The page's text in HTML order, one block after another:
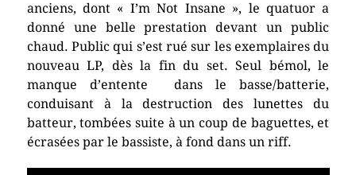
anciens, dont « I’m Not Insane », le quatuor a
donné une belle prestation devant un public
chaud. Public qui s’est rué sur les exemplaires du
nouveau LP, dès la fin du set. Seul bémol, le
manque d’entente dans le basse/batterie,
conduisant à la destruction des lunettes du
batteur, tombées suite à un coup de baguettes, et
écrasées par le bassiste, à fond dans un riff.